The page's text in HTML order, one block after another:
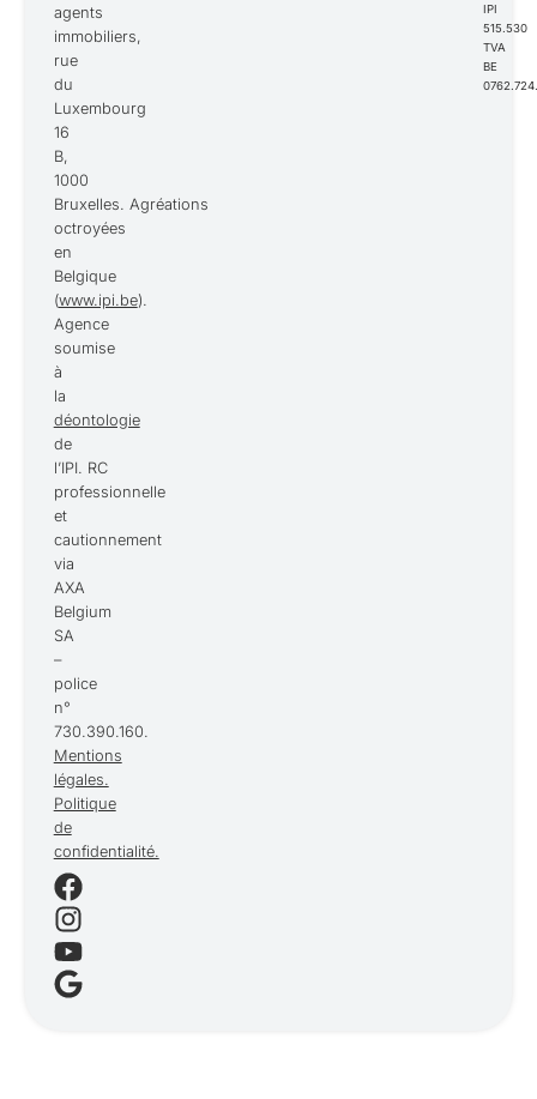
agents
immobiliers,
rue
du
Luxembourg
16
B,
1000
Bruxelles. Agréations
octroyées
en
Belgique
(www.ipi.be).
Agence
soumise
à
la
déontologie
de
l’IPI. RC
professionnelle
et
cautionnement
via
AXA
Belgium
SA
–
police
n°
730.390.160.
Mentions
légales.
Politique
de
confidentialité.
IPI
515.530
TVA
BE